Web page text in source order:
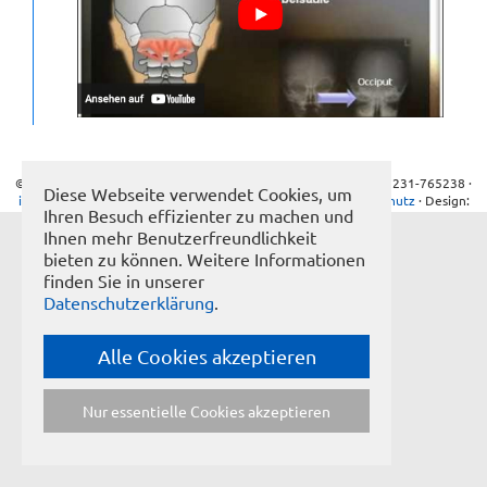
KONTAKT
GÄSTEBUCH
[NBSP]
© Frank Schöllhammer · Seegerstr. 9 · 75180 Pforzheim · Tel: 07231-765238 ·
info@naturheilpraxis-schoellhammer.de ·Impressum·Datenschutz· Design:
buero-01.de
Diese Webseite verwendet Cookies, um
Ihren Besuch effizienter zu machen und
Ihnen mehr Benutzerfreundlichkeit
bieten zu können. Weitere Informationen
finden Sie in unserer
Datenschutzerklärung.
Alle Cookies akzeptieren
Nur essentielle Cookies akzeptieren